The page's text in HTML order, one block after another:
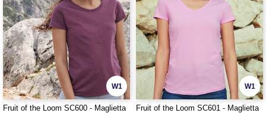
W1
Fruit of the Loom SC600 - Maglietta
W1
Fruit of the Loom SC601 - Maglietta